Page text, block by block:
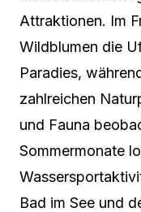
Attraktionen. Im
Wildblumen die
Paradies,
zahlreichen
und Fauna
Sommermonate
Bad im See und